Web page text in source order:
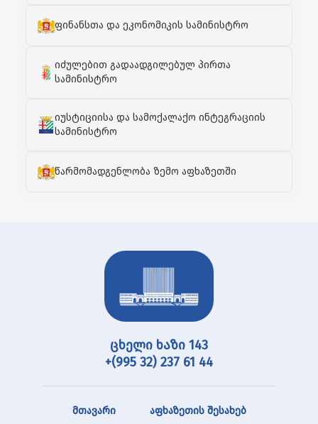
ფინანსთა და ეკონომიკის სამინისტრო
იძულებით გადაადგილებულ პირთა
სამინისტრო
იუსტიციისა და სამოქალაქო ინტეგრაციის
სამინისტრო
წარმომადგენლობა ზემო აფხაზეთში
ცხელი ხაზი 143
+(995 32) 237 61 44
მთავარი აფხაზეთის შესახებ